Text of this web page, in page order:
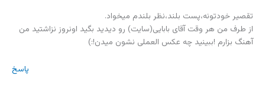
تقصیر خودتونه،پست بلند،نظر بلندم میخواد.
از طرف من هر وقت آقای بابایی(سایت) رو دیدید بگید اونروز نزاشتید من
آهنگ بزارم !ببینید چه عکس العملی نشون میدن!:)
پاسخ